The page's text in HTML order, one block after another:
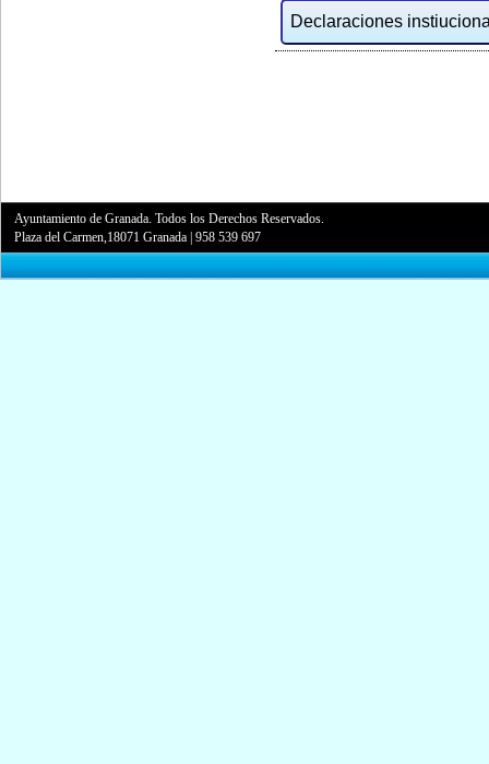
Declaraciones
Ayuntamiento de Granada. Todos los Derechos Reservados.
Plaza del Carmen,18071 Granada |958 539 697